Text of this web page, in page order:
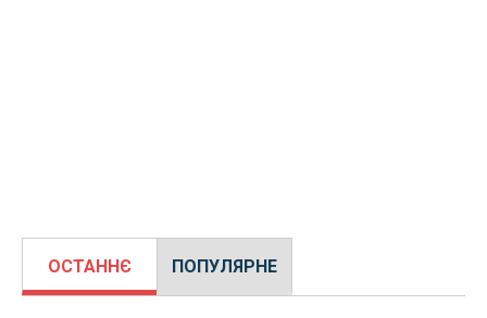
ОСТАННЄ ПОПУЛЯРНЕ